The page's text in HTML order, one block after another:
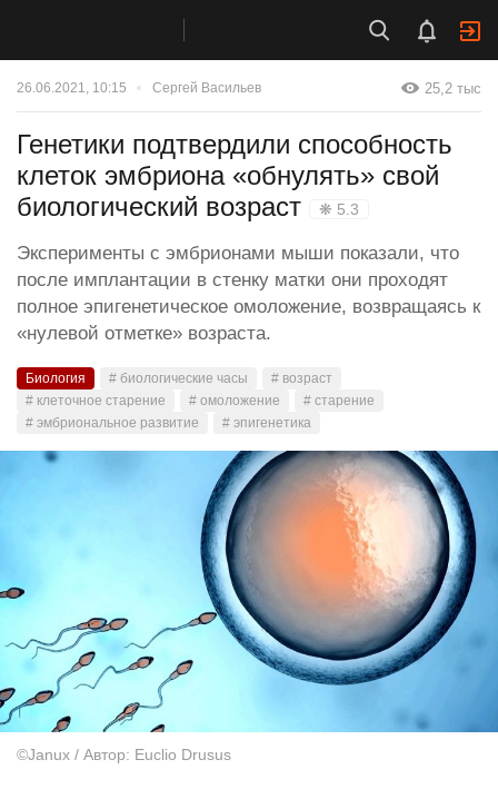
26.06.2021, 10:15 Сергей Васильев 25,2 тыс
Генетики подтвердили способность
клеток эмбриона «обнулять» свой
биологический возраст
❋ 5.3
Эксперименты с эмбрионами мыши показали, что
после имплантации в стенку матки они проходят
полное эпигенетическое омоложение, возвращаясь к
«нулевой отметке» возраста.
Биология # биологические часы
# возраст
# клеточное старение
# омоложение
# старение
# эмбриональное развитие
# эпигенетика
©Janux / Автор: Euclio Drusus